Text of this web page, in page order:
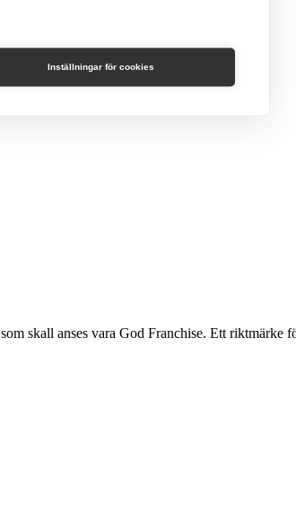
Inställningar för cookies
skall anses vara God Franchise. Ett riktmärke